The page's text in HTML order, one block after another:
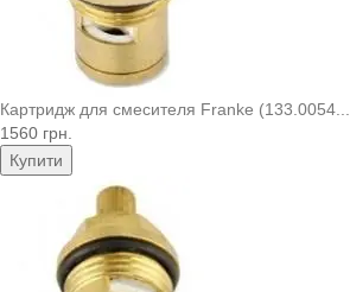
Картридж для смесителя Franke (133.0054...
1560 грн.
Купити